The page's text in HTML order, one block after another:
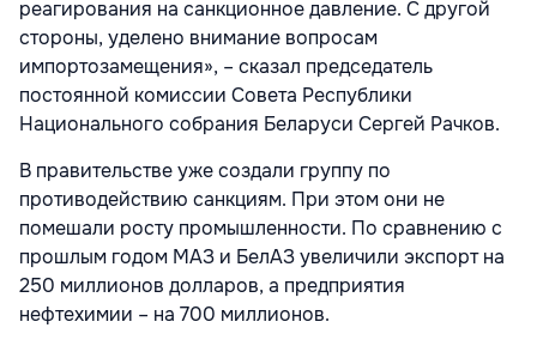
реагирования на санкционное давление. С другой
стороны, уделено внимание вопросам
импортозамещения», – сказал председатель
постоянной комиссии Совета Республики
Национального собрания Беларуси Сергей Рачков.
В правительстве уже создали группу по
противодействию санкциям. При этом они не
помешали росту промышленности. По сравнению с
прошлым годом МАЗ и БелАЗ увеличили экспорт на
250 миллионов долларов, а предприятия
нефтехимии – на 700 миллионов.